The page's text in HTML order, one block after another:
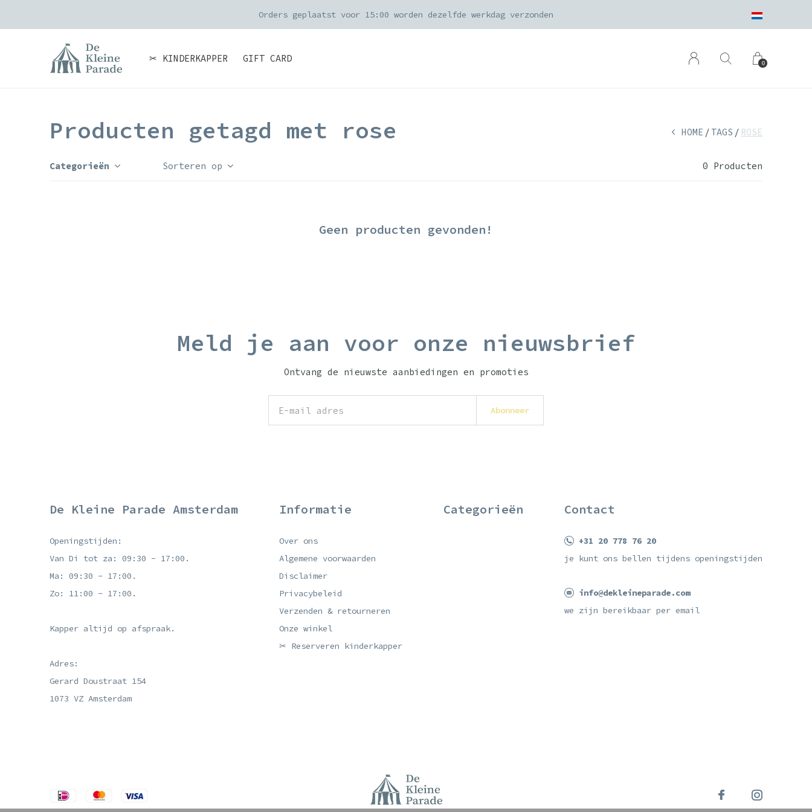
✂ KINDERKAPPER GIFT CARD 0
Orders geplaatst voor 15:00 worden dezelfde werkdag verzonden
Producten getagd met rose HOME TAGS ROSE
Categorieën Sorteren op 0 Producten
Geen producten gevonden!
Meld je aan voor onze nieuwsbrief
Ontvang de nieuwste aanbiedingen en promoties
Abonneer
De Kleine Parade Amsterdam
Openingstijden:
Van Di tot za: 09:30 - 17:00.
Ma: 09:30 - 17:00.
Zo: 11:00 - 17:00.
Kapper altijd op afspraak.
Adres:
Gerard Doustraat 154
1073 VZ Amsterdam
Informatie
Over ons
Algemene voorwaarden
Disclaimer
Privacybeleid
Verzenden & retourneren
Onze winkel
✂ Reserveren kinderkapper
Categorieën Contact
+31 20 778 76 20
je kunt ons bellen tijdens openingstijden
info@dekleineparade.com
we zijn bereikbaar per email